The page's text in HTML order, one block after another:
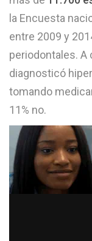
la Encuesta
entre 2009 y
periodontales. A
diagnosticó
tomando
11% no.